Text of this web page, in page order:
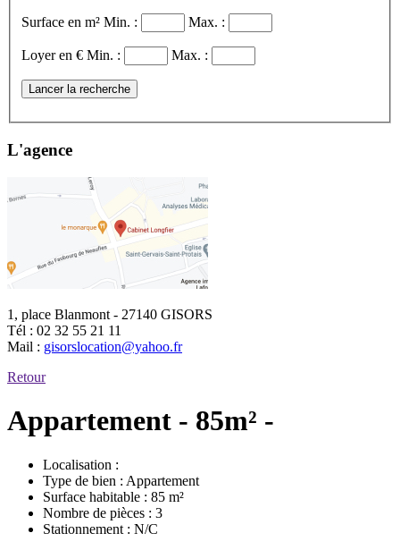
Surface en m² Min. : Max. :
Loyer en € Min. : Max. :
Lancer la recherche
L'agence
1, place Blanmont - 27140 GISORS
Tél : 02 32 55 21 11
Mail : gisorslocation@yahoo.fr
Retour
Appartement - 85m² -
Localisation :
Type de bien : Appartement
Surface habitable : 85 m²
Nombre de pièces : 3
Stationnement : N/C